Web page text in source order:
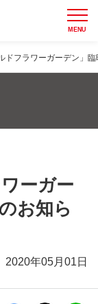
MENU
ドフラワーガーデン」
ーガー
お知ら
2020年05月01日